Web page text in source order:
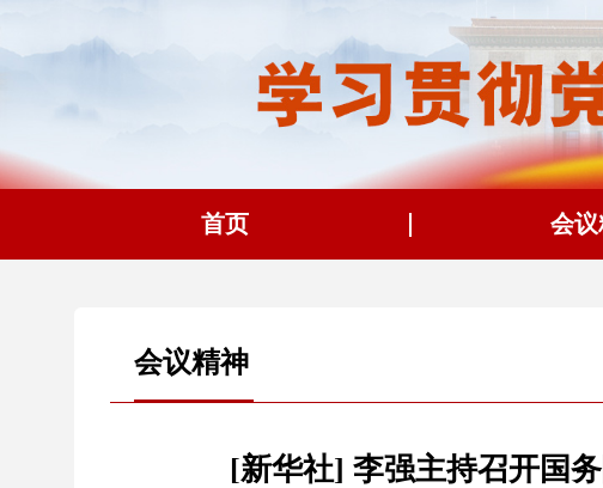
首页 会
会议精神
[新华社] 李强主持召开国